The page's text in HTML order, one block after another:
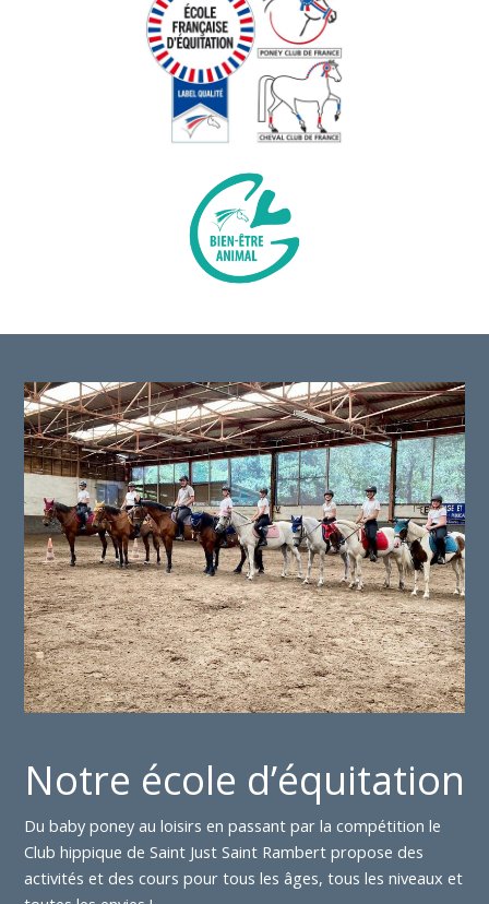
Notre école d’équitation
Du baby poney au loisirs en passant par la compétition le
Club hippique de Saint Just Saint Rambert propose des
activités et des cours pour tous les âges, tous les niveaux et